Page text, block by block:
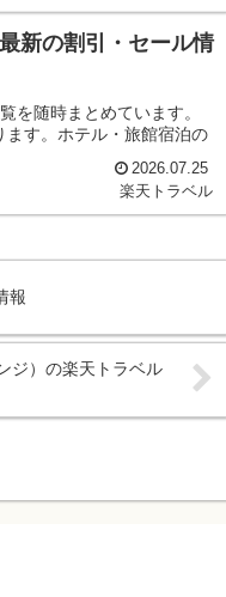
新の割引・セール情
を随時まとめています。
す。ホテル・旅館宿泊の
2026.07.25
楽天トラベル
報
ジ）の楽天トラベル